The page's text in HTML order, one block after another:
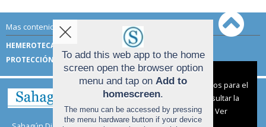
Mas contenido de Sahagún Digital:
HEMEROTECA
TÉRMINOS DE USO
PROTECCIÓN DE DATOS
Aviso sobre el Uso de cookies:
Utilizamos cookies nuestras y de terceros para el
funcionamiento del digital. Puedes consultar la
lista de cookies y como desconectarlas.
Ver
nuestra Política de Privacidad y Cookies
To add this web app to the home
screen open the browser option
menu and tap on Add to
homescreen.
The menu can be accessed by pressing
the menu hardware button if your device